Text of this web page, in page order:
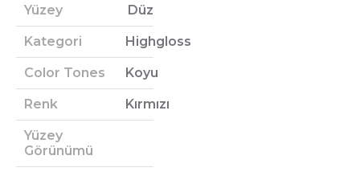
Yüzey Düz
Kategori Highgloss
Color Tones Koyu
Renk Kırmızı
Yüzey
Görünümü